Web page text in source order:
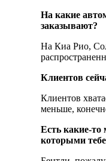
На какие
заказывают?
На Киа Рио,
Клиентов
Клиентов
меньше,
Есть какие-то
которыми